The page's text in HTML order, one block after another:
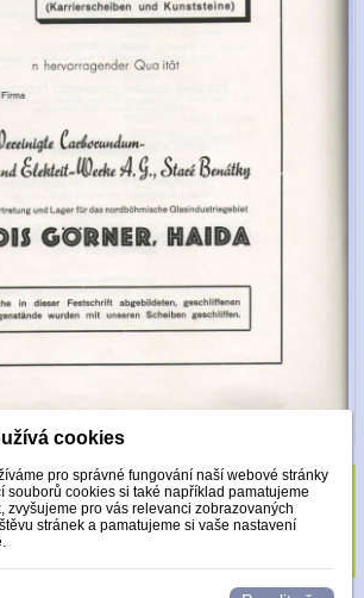
krystaly Made with
cookies
pro správné fungování naší webové stránky
souborů cookies si také například pamatujeme
zvyšujeme pro vás relevanci zobrazovaných
stránek a pamatujeme si vaše nastavení